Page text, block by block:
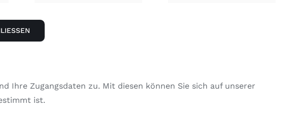
Ihre Zugangsdaten zu. Mit diesen können Sie sich auf unserer
ist.